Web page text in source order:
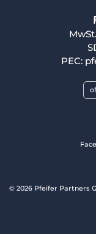
PEC:
© 2026 Pfeifer Partners